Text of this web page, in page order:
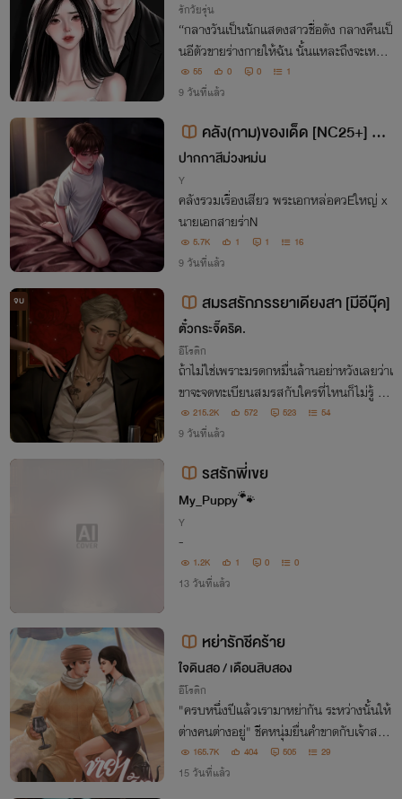
รักวัยรุ่น
“กลางวันเป็นนักแสดงสาวชื่อดัง กลางคืนเป็
นอีตัวขายร่างกายให้ฉัน นั้นแหละถึงจะเหมา
ะสมกับที่เธอกล้าทรยศความรักที่ฉันเคยมีให
้”
55 0 0 1
9 วันที่แล้ว
คลัง(กาม)ของเด็ด [NC25+] NF
SW+++
ปากกาสีม่วงหม่น
Y
คลังรวมเรื่องเสียว พระเอกหล่อควEใหญ่ x
นายเอกสายร่าN
5.7K 1 1 16
9 วันที่แล้ว
จบ สมรสรักภรรยาเดียงสา [มีอีบุ๊ค]
ตั๋วกระจิ๊ดริด.
อีโรติก
ถ้าไม่ใช่เพราะมรดกหมื่นล้านอย่าหวังเลยว่าเ
ขาจะจดทะเบียนสมรสกับใครที่ไหนก็ไม่รู้ มิห
นำซ้ำยังเป็นคนสติไม่ดีและเป็นใบ้อีกต่างหา
ก!
215.2K 572 523 54
9 วันที่แล้ว
รสรักพี่เขย
My_Puppy🐾
Y
-
1.2K 1 0 0
13 วันที่แล้ว
หย่ารักชีคร้าย
ใจดินสอ / เดือนสิบสอง
อีโรติก
"ครบหนึ่งปีแล้วเรามาหย่ากัน ระหว่างนั้นให้
ต่างคนต่างอยู่" ชีคหนุ่มยื่นคำขาดกับเจ้าสาว
ในวันแต่งงาน ทว่าหลังความผิดพลาดในคืน
เข้าหอ คนที่บอกให้ต่างคนต่างอยู่กลับตามติ
165.7K 404 505 29
15 วันที่แล้ว